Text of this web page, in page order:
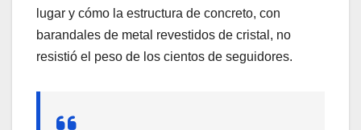
lugar y cómo la estructura de concreto, con
barandales de metal revestidos de cristal, no
resistió el peso de los cientos de seguidores.